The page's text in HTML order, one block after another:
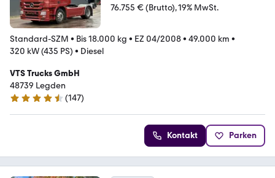
76.755 € (Brutto) 19% MwSt.
Standard-SZM • Bis 18.000 kg • EZ 04/2008• 49.000 km •
320 kW (435 PS) • Diesel
VTS Trucks GmbH
48739 Legden
4.6 Sterne
(147)
Kontakt Parken